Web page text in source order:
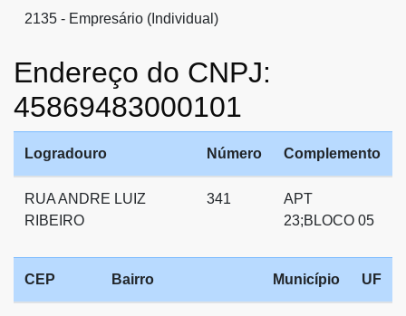
2135 - Empresário (Individual)
Endereço do CNPJ:
45869483000101
Logradouro Número Complemento
RUA ANDRE LUIZ
RIBEIRO
341
APT
23;BLOCO 05
CEP Bairro Município UF